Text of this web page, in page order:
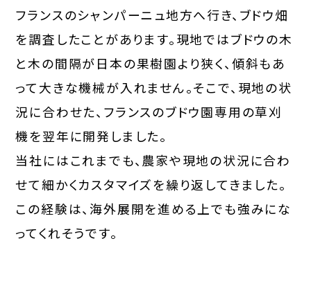
フランスのシャンパーニュ地方へ行き、ブドウ畑
を調査したことがあります。現地ではブドウの木
と木の間隔が日本の果樹園より狭く、傾斜もあ
って大きな機械が入れません。そこで、現地の状
況に合わせた、フランスのブドウ園専用の草刈
機を翌年に開発しました。
当社にはこれまでも、農家や現地の状況に合わ
せて細かくカスタマイズを繰り返してきました。
この経験は、海外展開を進める上でも強みにな
ってくれそうです。